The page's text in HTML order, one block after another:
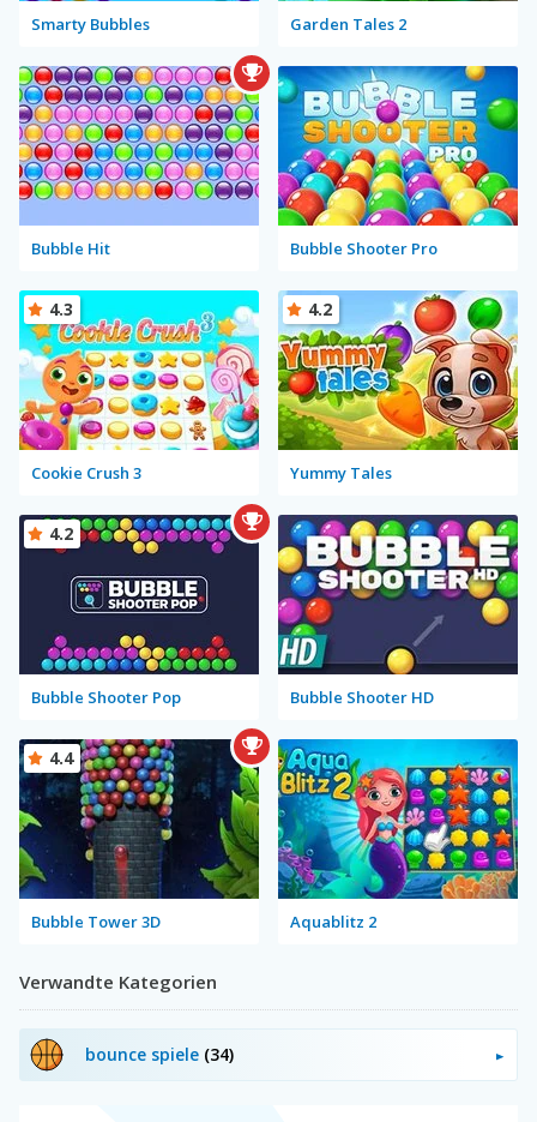
Smarty Bubbles Garden Tales 2
Bubble Hit Bubble Shooter Pro
Cookie Crush 3
4.3
Yummy Tales
4.2
Bubble Shooter Pop
4.2
Bubble Shooter HD
Bubble Tower 3D
4.4
Aquablitz 2
Verwandte Kategorien
bounce spiele (34)